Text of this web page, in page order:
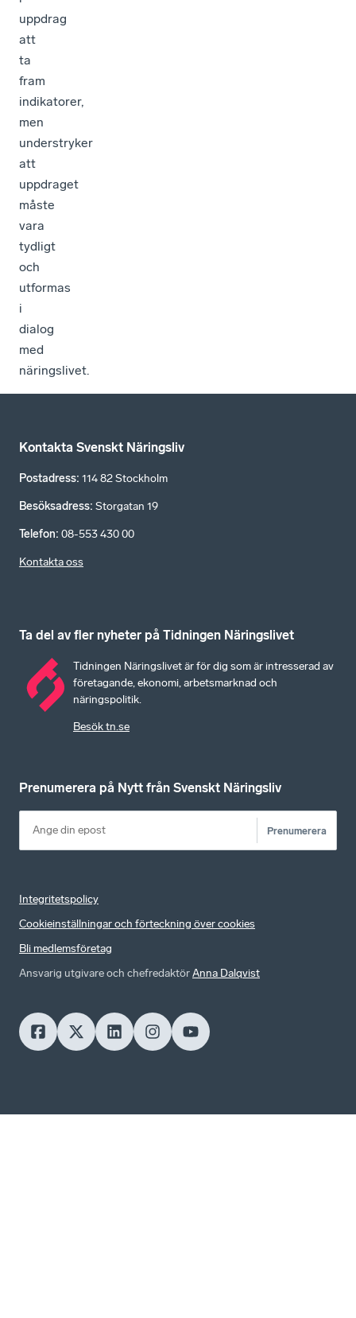
uppdrag
att
ta
fram
indikatorer,
men
understryker
att
uppdraget
måste
vara
tydligt
och
utformas
i
dialog
med
näringslivet.
Kontakta Svenskt Näringsliv
Postadress: 114 82 Stockholm
Besöksadress: Storgatan 19
Telefon: 08-553 430 00
Kontakta oss
Ta del av fler nyheter på Tidningen Näringslivet
Tidningen Näringslivet är för dig som är intresserad av
företagande, ekonomi, arbetsmarknad och
näringspolitik.
Besök tn.se
Prenumerera på Nytt från Svenskt Näringsliv
Prenumerera
Integritetspolicy
Cookieinställningar och förteckning över cookies
Bli medlemsföretag
Ansvarig utgivare och chefredaktörAnna Dalqvist